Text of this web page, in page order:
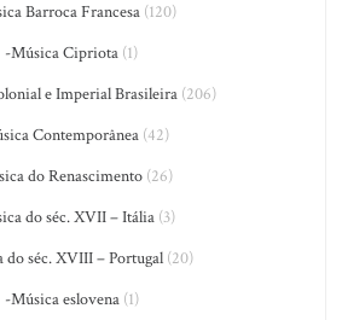
Barroca Francesa(120)
-Música Cipriota (1)
e Imperial Brasileira(206)
Contemporânea(42)
do Renascimento (26)
do séc. XVII – Itália (3)
do séc. XVIII – Portugal (20)
-Música eslovena(1)